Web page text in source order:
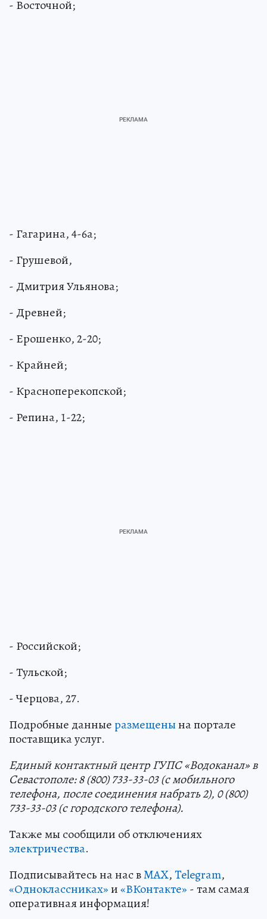
- Восточной;
- Гагарина, 4-6а;
- Грушевой,
- Дмитрия Ульянова;
- Древней;
- Ерошенко, 2-20;
- Крайней;
- Красноперекопской;
- Репина, 1-22;
- Российской;
- Тульской;
- Черцова, 27.
Подробные данныеразмещенына портале
поставщика услуг.
Единый контактный центр ГУПС «Водоканал» в
Севастополе: 8 (800) 733-33-03 (с мобильного
телефона, после соединения набрать 2), 0 (800)
733-33-03 (с городского телефона).
Также мы сообщили об отключениях
электричества.
Подписывайтесь на нас вMAX,Telegram,
«Одноклассниках»и«ВКонтакте» - там самая
оперативная информация!